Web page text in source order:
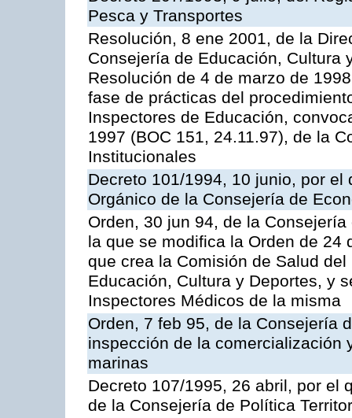
Pesca y Transportes
Resolución, 8 ene 2001, de la
Consejería de Educación, Cultura
Resolución de 4 de marzo de
fase de prácticas del
Inspectores de Educación,
1997 (BOC 151, 24.11.97), de la
Institucionales
Decreto 101/1994, 10 junio, por
Orgánico de la Consejería de
Orden, 30 jun 94, de la
la que se modifica la Orden de 24
que crea la Comisión de Salud
Educación, Cultura y Deportes, y
Inspectores Médicos de la misma
Orden, 7 feb 95, de la Consejería
inspección de la comercialización
marinas
Decreto 107/1995, 26 abril, por el
de la Consejería de Política